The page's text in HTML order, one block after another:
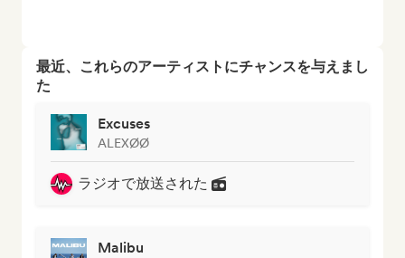
最近、これらのアーティストにチャンスを与えまし
た
Excuses
ALEXØØ
ラジオで放送された
Malibu